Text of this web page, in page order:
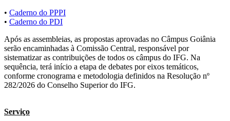
• Caderno do PPPI
• Caderno do PDI
Após as assembleias, as propostas aprovadas no Câmpus Goiânia
serão encaminhadas à Comissão Central, responsável por
sistematizar as contribuições de todos os câmpus do IFG. Na
sequência, terá início a etapa de debates por eixos temáticos,
conforme cronograma e metodologia definidos na Resolução nº
282/2026 do Conselho Superior do IFG.
Serviço